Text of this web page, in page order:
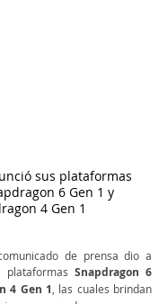
sus plataformas
6 Gen 1 y
4 Gen 1
de prensa dio a
plataformas Snapdragon 6
4 Gen 1
, las cuales brindan